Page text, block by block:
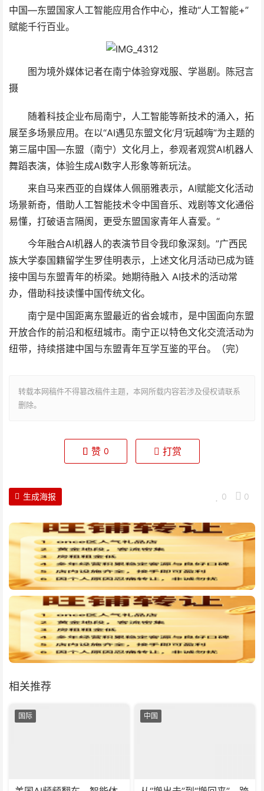
中国—东盟国家人工智能应用合作中心，推动“人工智能+”
赋能千行百业。
图为境外媒体记者在南宁体验穿戏服、学邕剧。陈冠言
摄
随着科技企业布局南宁，人工智能等新技术的涌入，拓
展至多场景应用。在以“AI遇见东盟文化‘月’玩越嗨”为主题的
第三届中国—东盟（南宁）文化月上，参观者观赏AI机器人
舞蹈表演，体验生成AI数字人形象等新玩法。
来自马来西亚的自媒体人佩丽雅表示，AI赋能文化活动
场景新奇，借助人工智能技术令中国音乐、戏剧等文化通俗
易懂，打破语言隔阂，更受东盟国家青年人喜爱。“
今年融合AI机器人的表演节目令我印象深刻。”广西民
族大学泰国籍留学生罗佳明表示，上述文化月活动已成为链
接中国与东盟青年的桥梁。她期待融入 AI技术的活动常
办，借助科技读懂中国传统文化。
南宁是中国距离东盟最近的省会城市，是中国面向东盟
开放合作的前沿和枢纽城市。南宁正以特色文化交流活动为
纽带，持续搭建中国与东盟青年互学互鉴的平台。（完）
转载本网稿件不得篡改稿件主题，本网所载内容若涉及侵权请联系
删除。
赞 0 打赏
0 0
生成海报
相关推荐
国际 中国